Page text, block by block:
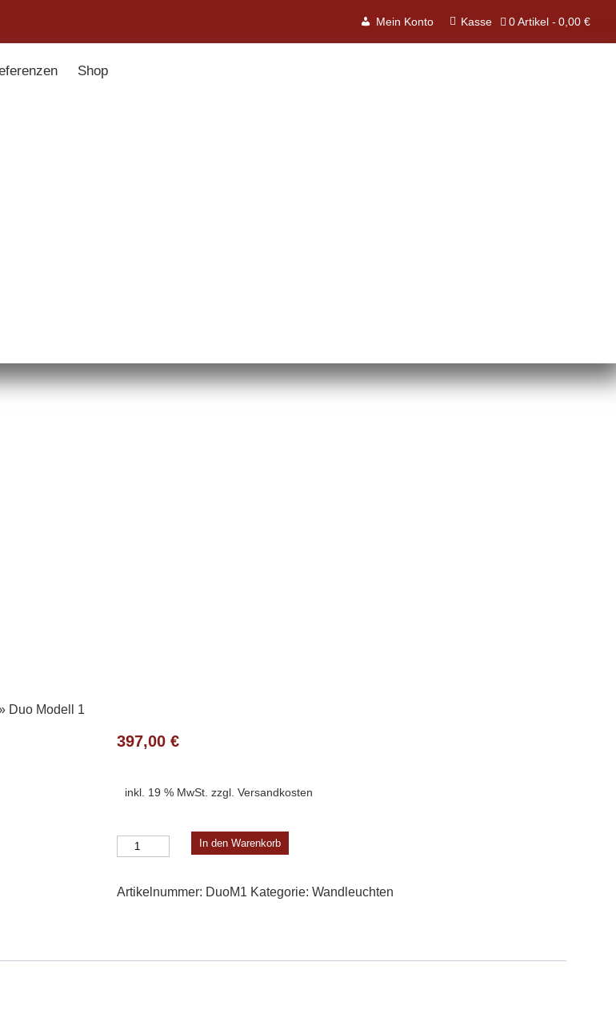
Mein Konto Kasse 0 Artikel 0,00 €
Shop
Duo Modell 1
397,00 €
inkl. 19 % MwSt. zzgl. Versandkosten
Duo
Modell
Menge
In den Warenkorb
Artikelnummer: DuoM1 Kategorie: Wand­leuchten